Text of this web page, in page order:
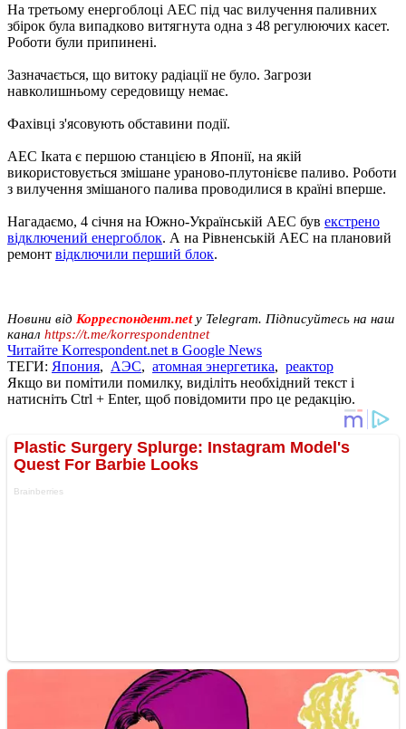
На третьому енергоблоці АЕС під час вилучення паливних
збірок була випадково витягнута одна з 48 регулюючих касет.
Роботи були припинені.
Зазначається, що витоку радіації не було. Загрози
навколишньому середовищу немає.
Фахівці з'ясовують обставини події.
АЕС Іката є першою станцією в Японії, на якій
використовується змішане ураново-плутонієве паливо. Роботи
з вилучення змішаного палива проводилися в країні вперше.
Нагадаємо, 4 січня на Южно-Українській АЕС був екстрено
відключений енергоблок. А на Рівненській АЕС на плановий
ремонт відключили перший блок.
Новини від Корреспондент.netу Telegram. Підписуйтесь на наш
канал https://t.me/korrespondentnet
Читайте Korrespondent.net в Google News
ТЕГИ: Япония, АЭС, атомная энергетика, реактор
Якщо ви помітили помилку, виділіть необхідний текст і
натисніть Ctrl + Enter, щоб повідомити про це редакцію.